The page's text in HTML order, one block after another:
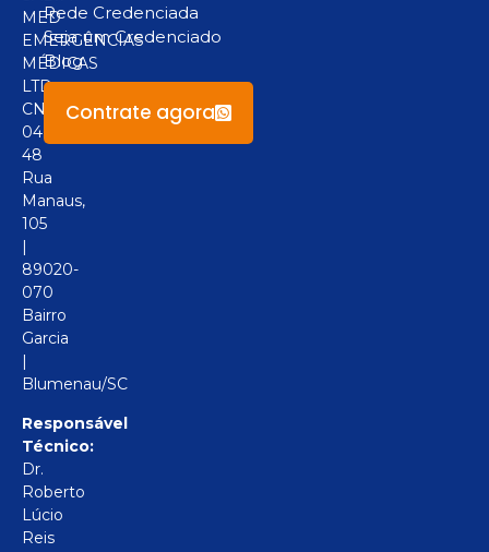
MED
EMERGÊNCIAS
MÉDICAS
LTD
CNPJ:
04.094.517/0001-
48
Rua
Manaus,
105
|
89020-
070
Bairro
Garcia
|
Blumenau/SC
Responsável
Técnico:
Dr.
Roberto
Lúcio
Reis
Rede Credenciada
Seja um Credenciado
Blog
Contrate agora